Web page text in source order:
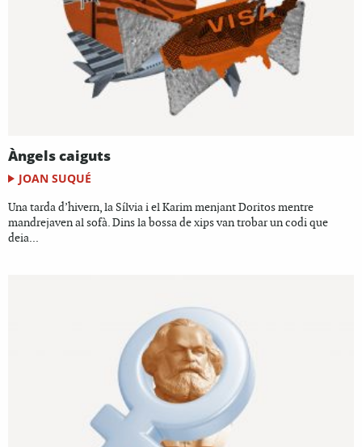
Àngels caiguts
JOAN SUQUÉ
Una tarda d’hivern, la Sílvia i el Karim menjant Doritos mentre
mandrejaven al sofà. Dins la bossa de xips van trobar un codi que
deia...